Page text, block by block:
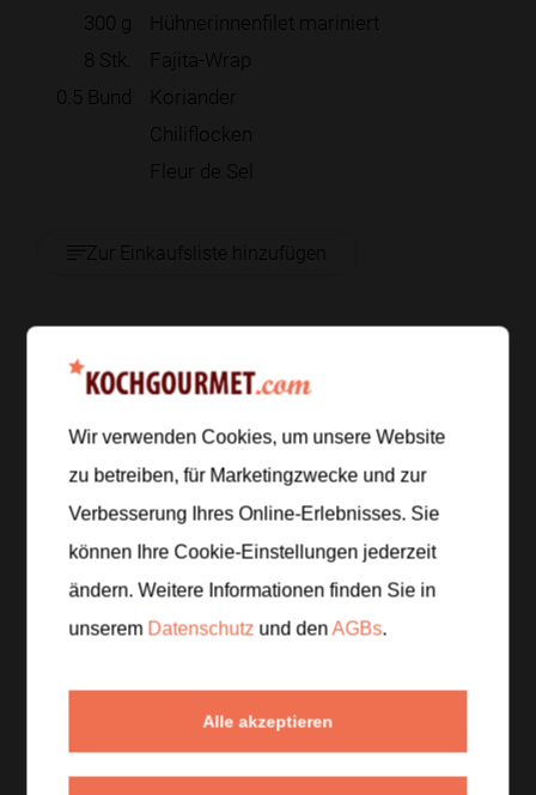
300 g
Hühnerinnenfilet mariniert
8 Stk.
Fajita-Wrap
0.5 Bund
Koriander
Chiliflocken
Fleur de Sel
Zur Einkaufsliste hinzufügen
Zubereitung
Schritt 1/4
Grill auf mittlere bis hohe Hitze vorheizen. Zwiebel
schälen und in Spalten schneiden. Paprika waschen,
entkernen und in feine Streifen schneiden. Gemüse
mit dem Öl vermengen und in einer Grillschale etwa
10 bis 15 Minutengrillen, bis es bissfest gegart und
leicht gebräunt ist.
Schritt 2/4
Limette auspressen. Avocado halbieren, Kern und
Wir verwenden Cookies, um unsere Website
zu betreiben, für Marketingzwecke und zur
Verbesserung Ihres Online-Erlebnisses. Sie
können Ihre Cookie-Einstellungen jederzeit
ändern. Weitere Informationen finden Sie in
unserem Datenschutz und denAGBs.
Alle akzeptieren